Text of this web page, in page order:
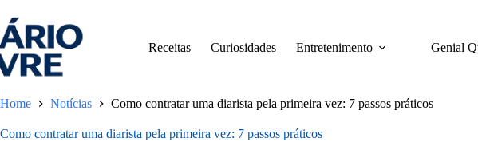
para
o
conteúdo
Receitas Curiosidades Entretenimento Genial
Home Notícias Como contratar uma diarista pela primeira vez: 7 passos práticos
Como contratar uma diarista pela primeira vez: 7 passos práticos